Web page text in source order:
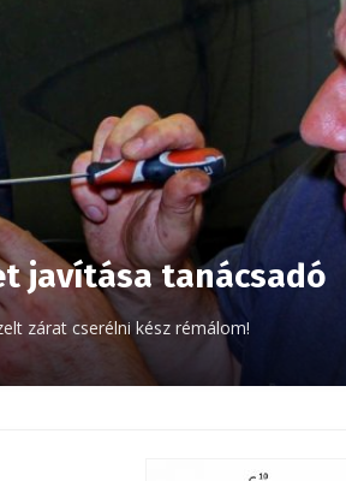
javítása tanácsadó
zárat cserélni kész rémálom!